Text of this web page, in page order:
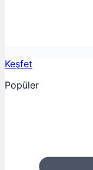
Keşfet
Popüler